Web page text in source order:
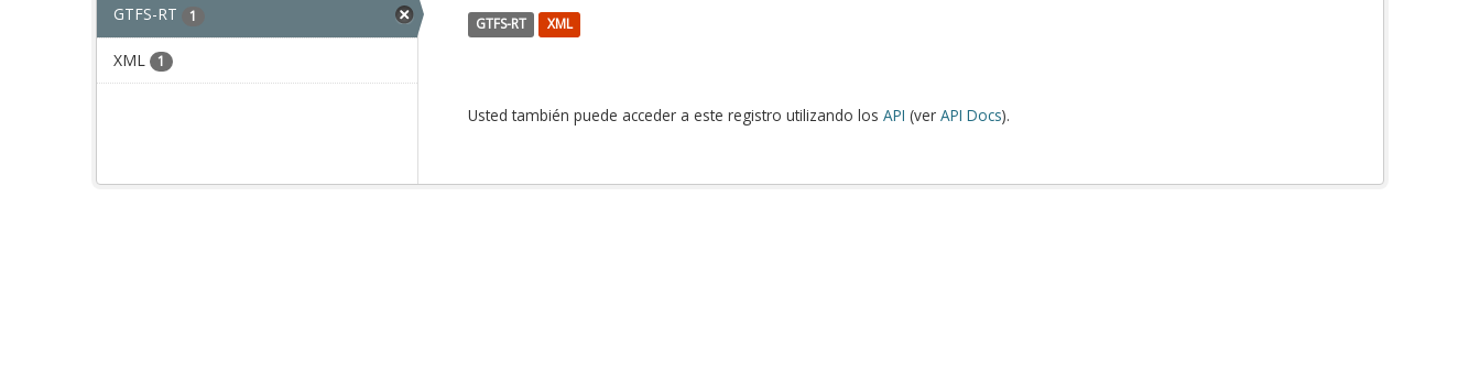
GTFS-RT 1
XML 1
GTFS-RT XML
Usted también puede acceder a este registro utilizando los API (ver API Docs).